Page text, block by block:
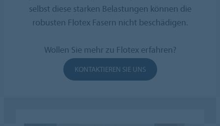
selbst diese starken Belastungen können die
robusten Flotex Fasern nicht beschädigen.
Wollen Sie mehr zu Flotex erfahren?
KONTAKTIEREN SIE UNS